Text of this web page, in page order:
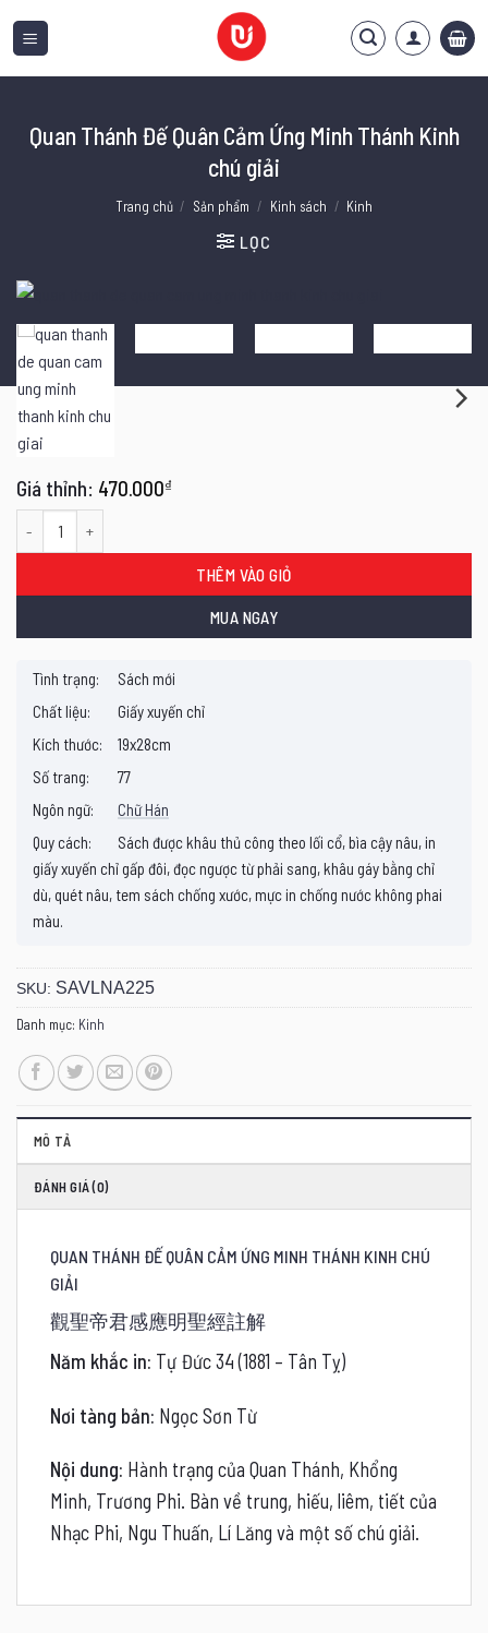
qua
Quan Thánh Đế Quân Cảm Ứng Minh Thánh Kinh
chú giải
Trang chủ / Sản phẩm / Kinh sách / Kinh
LỌC
470.000₫
THÊM VÀO GIỎ
MUA NGAY
Tình trạng:
Sách mới
Chất liệu:
Giấy xuyến chỉ
Kích thước:
19x28cm
Số trang:
77
Ngôn ngữ:
Chữ Hán
Quy cách:
Sách được khâu thủ công theo lối cổ, bìa cậy nâu, in
giấy xuyến chỉ gấp đôi, đọc ngược từ phải sang, khâu gáy bằng chỉ
dù, quét nâu, tem sách chống xước, mực in chống nước không phai
màu.
SKU: SAVLNA225
Danh mục: Kinh
MÔ TẢ
ĐÁNH GIÁ (0)
QUAN THÁNH ĐẾ QUÂN CẢM ỨNG MINH THÁNH KINH CHÚ
GIẢI
觀聖帝君感應明聖經註解
Năm khắc in: Tự Đức 34 (1881 – Tân Tỵ)
Nơi tàng bản: Ngọc Sơn Từ
Nội dung: Hành trạng của Quan Thánh, Khổng
Minh, Trương Phi. Bàn về trung, hiếu, liêm, tiết của
Nhạc Phi, Ngu Thuấn, Lí Lăng và một số chú giải.